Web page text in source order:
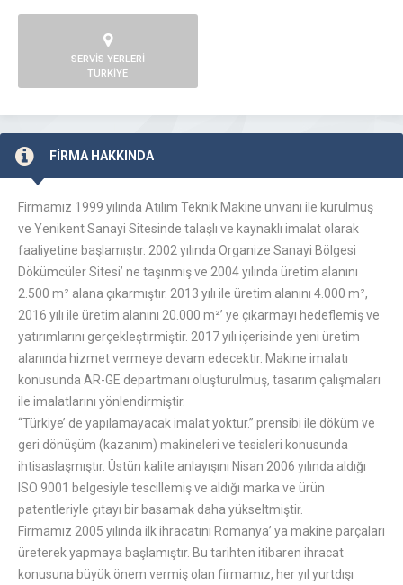
SERVİS YERLERİ
TÜRKİYE
FİRMA HAKKINDA
Firmamız 1999 yılında Atılım Teknik Makine unvanı ile kurulmuş
ve Yenikent Sanayi Sitesinde talaşlı ve kaynaklı imalat olarak
faaliyetine başlamıştır. 2002 yılında Organize Sanayi Bölgesi
Dökümcüler Sitesi’ ne taşınmış ve 2004 yılında üretim alanını
2.500 m² alana çıkarmıştır. 2013 yılı ile üretim alanını 4.000 m²,
2016 yılı ile üretim alanını 20.000 m²’ ye çıkarmayı hedeflemiş ve
yatırımlarını gerçekleştirmiştir. 2017 yılı içerisinde yeni üretim
alanında hizmet vermeye devam edecektir. Makine imalatı
konusunda AR-GE departmanı oluşturulmuş, tasarım çalışmaları
ile imalatlarını yönlendirmiştir.
“Türkiye’ de yapılamayacak imalat yoktur.” prensibi ile döküm ve
geri dönüşüm (kazanım) makineleri ve tesisleri konusunda
ihtisaslaşmıştır. Üstün kalite anlayışını Nisan 2006 yılında aldığı
ISO 9001 belgesiyle tescillemiş ve aldığı marka ve ürün
patentleriyle çıtayı bir basamak daha yükseltmiştir.
Firmamız 2005 yılında ilk ihracatını Romanya’ ya makine parçaları
üreterek yapmaya başlamıştır. Bu tarihten itibaren ihracat
konusuna büyük önem vermiş olan firmamız, her yıl yurtdışı